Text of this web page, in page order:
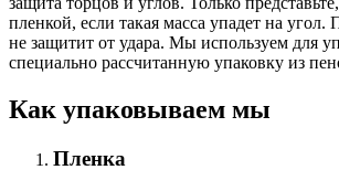
пленкой, если такая масса упадет на угол.
не защитит от удара. Мы используем для
специально расcчитанную упаковку из
Как упаковываем мы
Пленка